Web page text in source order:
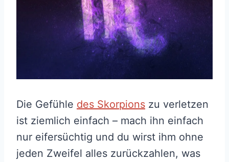
Die Gefühle des Skorpions zu verletzen
ist ziemlich einfach – mach ihn einfach
nur eifersüchtig und du wirst ihm ohne
jeden Zweifel alles zurückzahlen, was